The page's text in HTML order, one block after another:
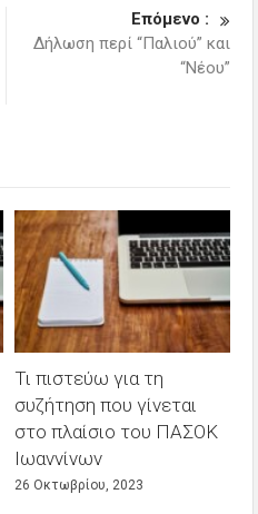
Επόμενο :
Δήλωση περί “Παλιού” και
“Νέου”
Τι πιστεύω για τη
συζήτηση που γίνεται
στο πλαίσιο του ΠΑΣΟΚ
Ιωαννίνων
26 Οκτωβρίου, 2023